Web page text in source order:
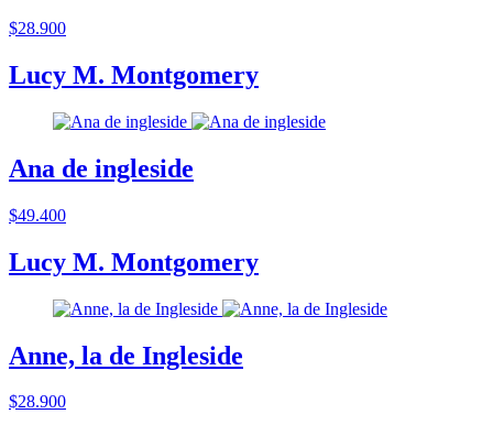
$28.900
Lucy M. Montgomery
Ana de ingleside
$49.400
Lucy M. Montgomery
Anne, la de Ingleside
$28.900